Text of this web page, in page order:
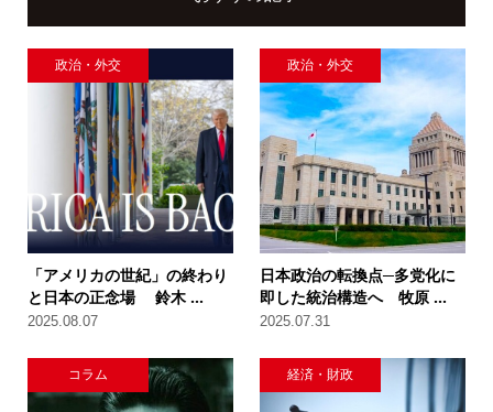
政治・外交
「アメリカの世紀」の終わり
と日本の正念場 鈴木 ...
2025.08.07
政治・外交
日本政治の転換点─多党化に
即した統治構造へ 牧原 ...
2025.07.31
コラム 経済・財政